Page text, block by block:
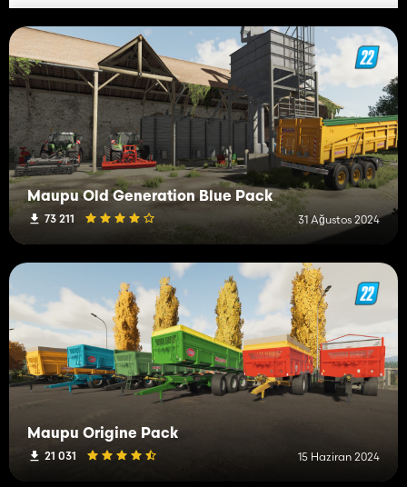
Maupu Old Generation Blue Pack
73 211 31 Ağustos 2024
Maupu Origine Pack
21 031 15 Haziran 2024